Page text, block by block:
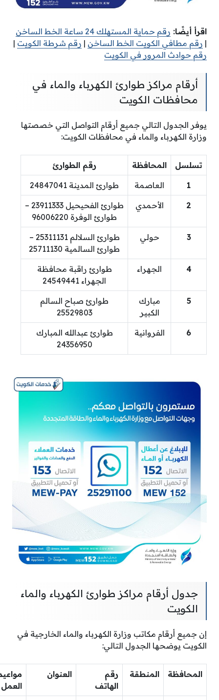
اقرأ أيضًا: رقم حماية المستهلك 24 ساعة الخط الساخن
| رقم مطافي الكويت الخط الساخن | رقم شرطة الكويت |
رقم حوادث المرور في الكويت
أرقام مراكز طوارئ الكهرباء والماء في
محافظات الكويت
يوفر الجدول التالي جميع أرقام التواصل التي خصصتها
وزارة الكهرباء والماء في محافظات الكويت:
تسلسل المحافظة رقم الطوارئ
1 العاصمة طوارئ المدينة 24847041
2 الأحمدي
طوارئ الفحيحيل 23911333 –
طوارئ الوفرة 96006220
3 حولي
طوارئ السلالم 25311131 –
طوارئ السالمية 25711130
4 الجهراء
طوارئ راقبة محافظة
الجهراء 24549441
5
مبارك
الكبير
طوارئ صباح السالم
25529803
6 الفروانية
طوارئ عبدالله المبارك
24356950
جدول أرقام مراكز طوارئ الكهرباء والماء
الكويت
إن جميع أرقام مكاتب وزارة الكهرباء والماء الخارجية في
الكويت يوضحها الجدول التالي:
المحافظة المنطقة
رقم
الهاتف
العنوان
العمل